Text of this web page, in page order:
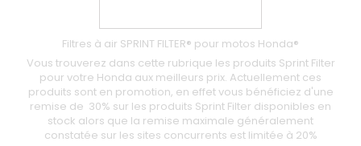
Filtres à air SPRINT FILTER® pour motos Honda®
Vous trouverez dans cette rubrique les produits Sprint Filter
pour votre Honda aux meilleurs prix. Actuellement ces
produits sont en promotion, en effet vous bénéficiez d'une
remise de 30% sur les produits Sprint Filter disponibles en
stock alors que la remise maximale généralement
constatée sur les sites concurrents est limitée à 20%